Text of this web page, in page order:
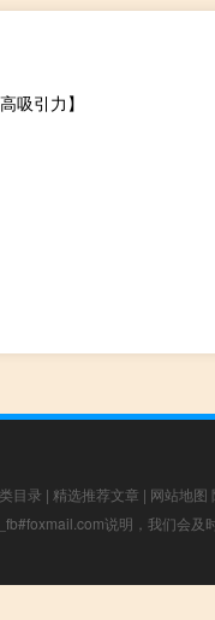
吸引力】
目录 | 精选推荐文章 | 网站地图
说明，我们会及